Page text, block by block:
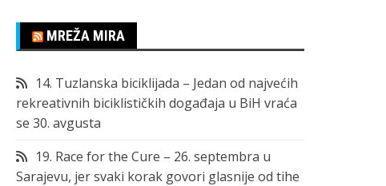
MREŽA MIRA
14. Tuzlanska biciklijada – Jedan od najvećih
rekreativnih biciklističkih događaja u BiH vraća
se 30. avgusta
19. Race for the Cure – 26. septembra u
Sarajevu, jer svaki korak govori glasnije od tihe